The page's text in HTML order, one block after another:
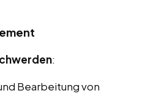
:
Bearbeitung von